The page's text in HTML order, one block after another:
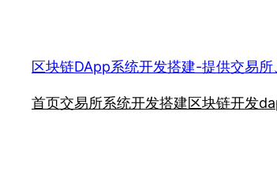
区块链DApp系统开发搭建-提供交易
首页交易所系统开发搭建区块链开发